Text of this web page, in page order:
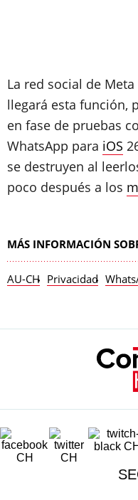
La red social de
llegará esta función,
en fase de pruebas
WhatsApp para iOS
se destruyen al
poco después a los
MÁS INFORMACIÓN
AU-CH Privacidad